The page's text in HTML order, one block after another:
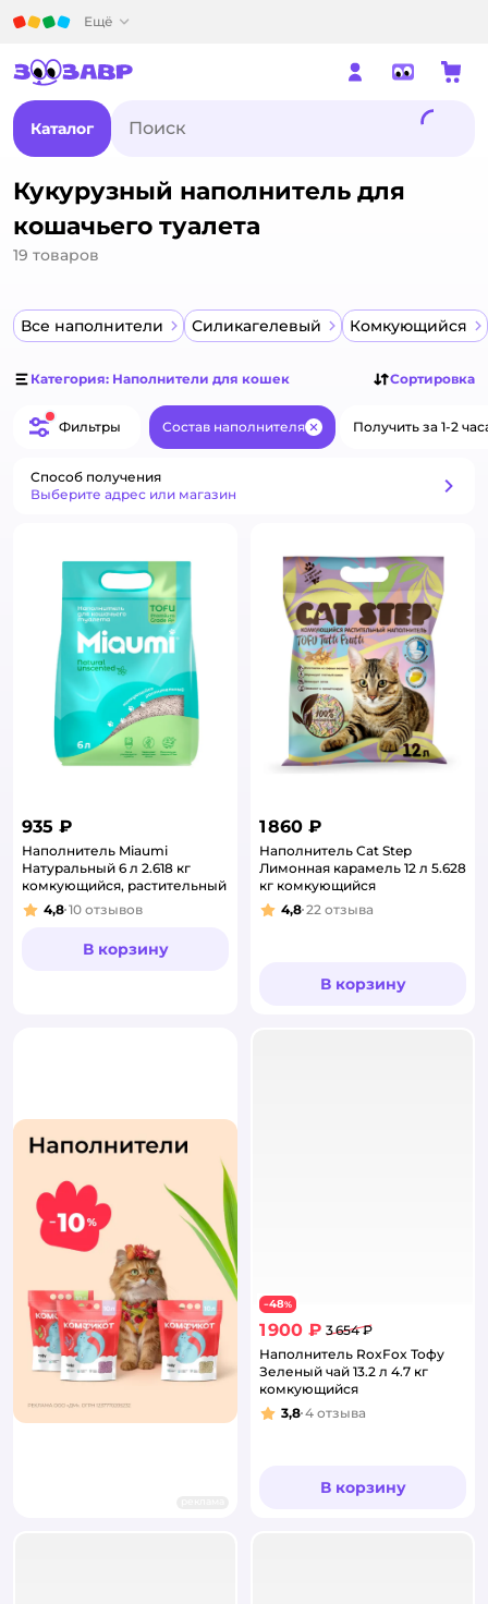
Ещё
Каталог
Кукурузный наполнитель для
кошачьего туалета
19 товаров
Все наполнители Силикагелевый Комкующийся
Категория: Наполнители для кошек Сортировка
Фильтры Состав наполнителя ЗакрытьПолучить за 1-2
Способ получения
Выберите адрес или магазин
935 ₽
Наполнитель Miaumi
Натуральный 6 л 2.618 кг
комкующийся, растительный
Рейтинг:
4,8 10 отзывов
В корзину
1 860 ₽
Наполнитель Cat Step
Лимонная карамель 12 л 5.628
кг комкующийся
Рейтинг:
4,8 22 отзыва
В корзину
−48%
1 900 ₽ 3 654 ₽
Наполнитель RoxFox Тофу
Зеленый чай 13.2 л 4.7 кг
комкующийся
Рейтинг:
3,8 4 отзыва
В корзину